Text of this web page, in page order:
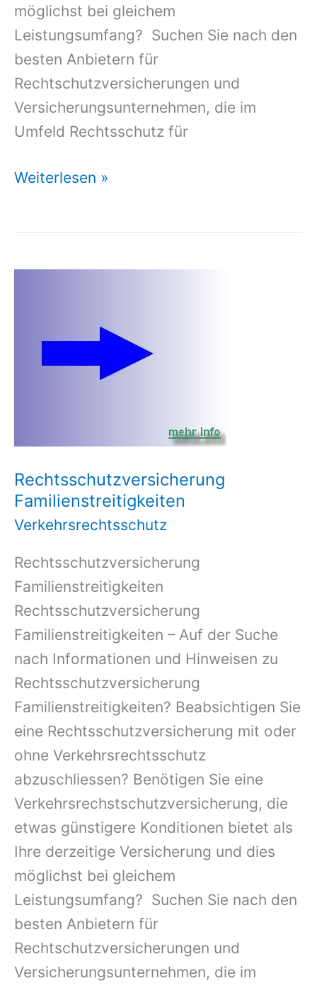
möglichst bei gleichem
Leistungsumfang? Suchen Sie nach den
besten Anbietern für
Rechtschutzversicherungen und
Versicherungsunternehmen, die im
Umfeld Rechtsschutz für
Familienrechtschutz
Weiterlesen »
Rechtsschutzversicherung
Familienstreitigkeiten
Verkehrsrechtsschutz
Rechtsschutzversicherung
Familienstreitigkeiten
Rechtsschutzversicherung
Familienstreitigkeiten – Auf der Suche
nach Informationen und Hinweisen zu
Rechtsschutzversicherung
Familienstreitigkeiten? Beabsichtigen Sie
eine Rechtsschutzversicherung mit oder
ohne Verkehrsrechtsschutz
abzuschliessen? Benötigen Sie eine
Verkehrsrechstschutzversicherung, die
etwas günstigere Konditionen bietet als
Ihre derzeitige Versicherung und dies
möglichst bei gleichem
Leistungsumfang? Suchen Sie nach den
besten Anbietern für
Rechtschutzversicherungen und
Versicherungsunternehmen, die im